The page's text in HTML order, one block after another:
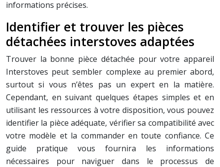
informations précises.
Identifier et trouver les pièces
détachées interstoves adaptées
Trouver la bonne pièce détachée pour votre appareil
Interstoves peut sembler complexe au premier abord,
surtout si vous n’êtes pas un expert en la matière.
Cependant, en suivant quelques étapes simples et en
utilisant les ressources à votre disposition, vous pouvez
identifier la pièce adéquate, vérifier sa compatibilité avec
votre modèle et la commander en toute confiance. Ce
guide pratique vous fournira les informations
nécessaires pour naviguer dans le processus de